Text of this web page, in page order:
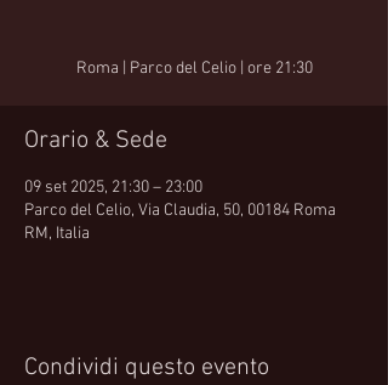
Roma | Parco del Celio | ore 21:30
Orario & Sede
09 set 2025, 21:30 – 23:00
Parco del Celio, Via Claudia, 50, 00184 Roma
RM, Italia
Condividi questo evento